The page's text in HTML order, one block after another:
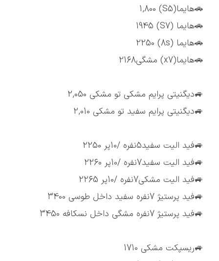
🚗هایما(S5) 1,800
🚗هایما (S7) 1945
🚗هایما (8s) 2250
🚗هایما(x7) مشگی2168
🚙دیگنیتی پرایم مشکی تو مشکی 2,050
🚙دیگنیتی پرایم سفید تو مشکی 2,010
🚙فید الیت سفید5نفره /10پر 2250
🚙فید الیت سفید7نفره /10پر 2260
🚙فید الیت مشکی7نفره /10پر 2265
🚙فید پرستیژ 7نفره سفید داخل طوسی 3400
🚙فید پرستیژ 7نفره مشگی داخل نسکافه 3450
🚙ریسپکت مشکی 1710